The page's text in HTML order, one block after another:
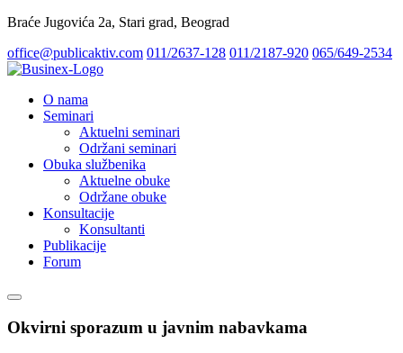
Braće Jugovića 2a, Stari grad, Beograd
office@publicaktiv.com 011/2637-128 011/2187-920 065/649-2534
O nama
Seminari
Aktuelni seminari
Održani seminari
Obuka službenika
Aktuelne obuke
Održane obuke
Konsultacije
Konsultanti
Publikacije
Forum
Okvirni sporazum u javnim nabavkama